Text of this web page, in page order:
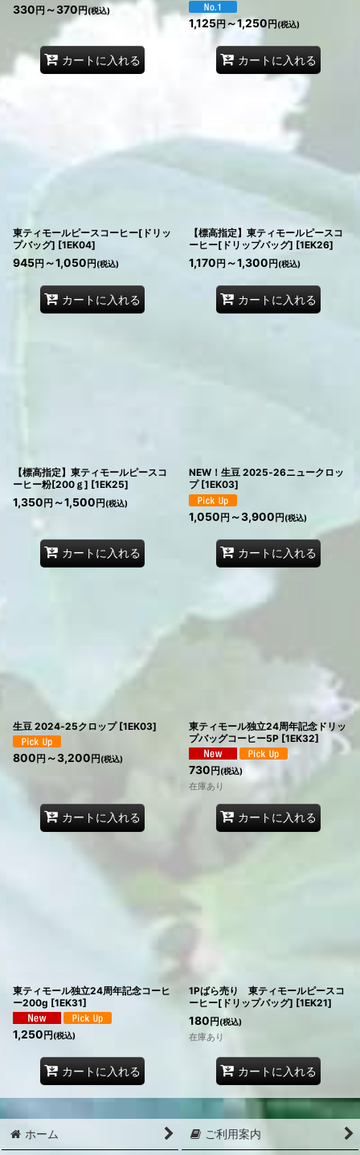
330 円 ～370 円(税込)
カートに入れる
1,125円 ～1,250 円 (税込)
カートに入れる
東ティモールピースコーヒー[ドリッ
プバッグ] [1EK04]
945円 ～1,050 円 (税込)
カートに入れる
【標高指定】東ティモールピースコ
ーヒー[ドリップバッグ] [1EK26]
1,170 円 ～1,300 円 (税込)
カートに入れる
【標高指定】東ティモールピースコ
ーヒー粉[200ｇ] [1EK25]
1,350 円 ～1,500 円 (税込)
カートに入れる
NEW！生豆 2025‐26ニュークロッ
プ [1EK03]
1,050円 ～3,900円(税込)
カートに入れる
生豆 2024‐25クロップ [1EK03]
800円 ～3,200円(税込)
カートに入れる
東ティモール独立24周年記念ドリッ
プバッグコーヒー5P [1EK32]
730円(税込)
在庫あり
カートに入れる
東ティモール独立24周年記念コーヒ
ー200g [1EK31]
1,250 円 (税込)
カートに入れる
1Pばら売り 東ティモールピースコ
ーヒー[ドリップバッグ] [1EK21]
180円(税込)
在庫あり
カートに入れる
ホーム ご利用案内